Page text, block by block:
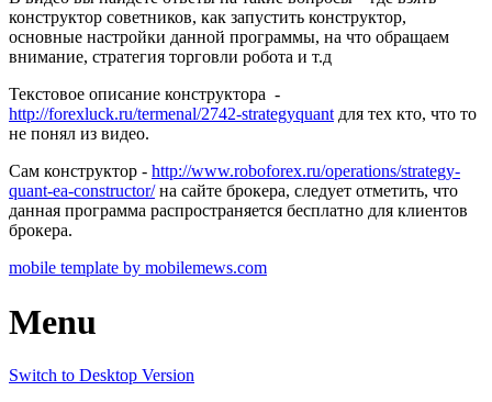
конструктор советников, как запустить конструктор,
основные настройки данной программы, на что обращаем
внимание, стратегия торговли робота и т.д
Текстовое описание конструктора -
http://forexluck.ru/termenal/2742-strategyquant для тех кто, что то
не понял из видео.
Сам конструктор - http://www.roboforex.ru/operations/strategy-
quant-ea-constructor/на сайте брокера, следует отметить, что
данная программа распространяется бесплатно для клиентов
брокера.
mobile template by mobilemews.com
Menu
Switch to Desktop Version